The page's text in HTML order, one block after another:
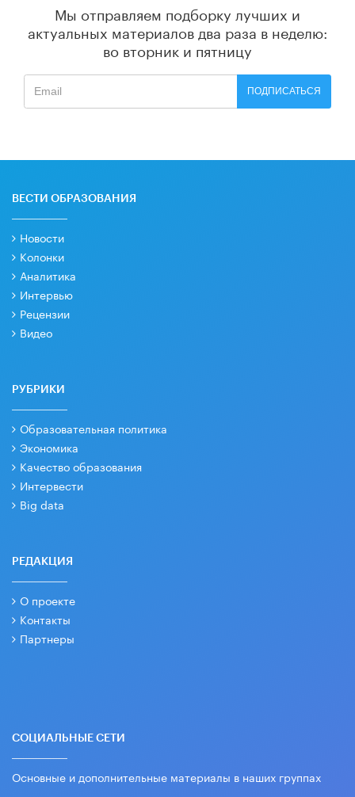
Мы отправляем подборку лучших и
актуальных материалов два раза в неделю:
во вторник и пятницу
ПОДПИСАТЬСЯ
ВЕСТИ ОБРАЗОВАНИЯ
Новости
Колонки
Аналитика
Интервью
Рецензии
Видео
РУБРИКИ
Образовательная политика
Экономика
Качество образования
Интервести
Big data
РЕДАКЦИЯ
О проекте
Контакты
Партнеры
СОЦИАЛЬНЫЕ СЕТИ
Основные и дополнительные материалы в наших группах